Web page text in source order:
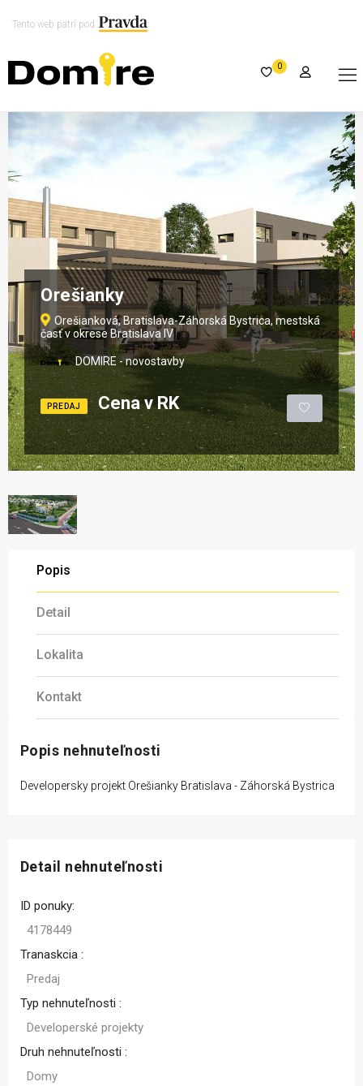
Tento web patrí pod
0
Orešianky
Orešianková, Bratislava-Záhorská Bystrica, mestská
časť v okrese Bratislava IV
DOMIRE - novostavby
PREDAJ Cena v RK
Popis
Detail
Lokalita
Kontakt
Popis nehnuteľnosti
Developersky projekt Orešianky Bratislava - Záhorská Bystrica
Detail nehnuteľnosti
ID ponuky:
4178449
Tranaskcia :
Predaj
Typ nehnuteľnosti :
Developerské projekty
Druh nehnuteľnosti :
Domy